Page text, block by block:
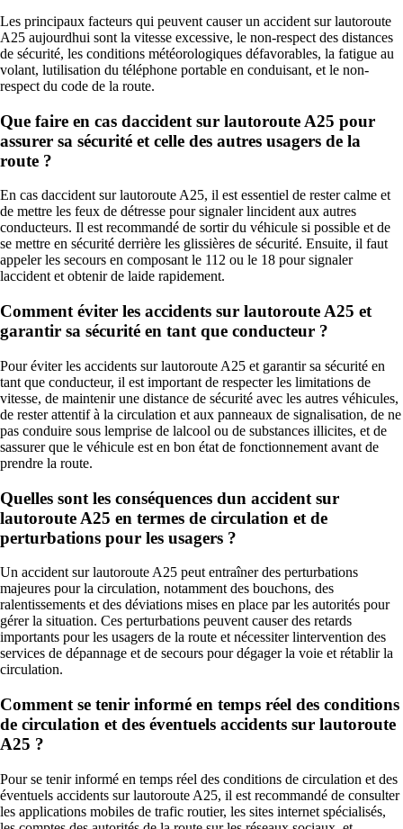
Les principaux facteurs qui peuvent causer un accident sur lautoroute
A25 aujourdhui sont la vitesse excessive, le non-respect des distances
de sécurité, les conditions météorologiques défavorables, la fatigue au
volant, lutilisation du téléphone portable en conduisant, et le non-
respect du code de la route.
Que faire en cas daccident sur lautoroute A25 pour
assurer sa sécurité et celle des autres usagers de la
route ?
En cas daccident sur lautoroute A25, il est essentiel de rester calme et
de mettre les feux de détresse pour signaler lincident aux autres
conducteurs. Il est recommandé de sortir du véhicule si possible et de
se mettre en sécurité derrière les glissières de sécurité. Ensuite, il faut
appeler les secours en composant le 112 ou le 18 pour signaler
laccident et obtenir de laide rapidement.
Comment éviter les accidents sur lautoroute A25 et
garantir sa sécurité en tant que conducteur ?
Pour éviter les accidents sur lautoroute A25 et garantir sa sécurité en
tant que conducteur, il est important de respecter les limitations de
vitesse, de maintenir une distance de sécurité avec les autres véhicules,
de rester attentif à la circulation et aux panneaux de signalisation, de ne
pas conduire sous lemprise de lalcool ou de substances illicites, et de
sassurer que le véhicule est en bon état de fonctionnement avant de
prendre la route.
Quelles sont les conséquences dun accident sur
lautoroute A25 en termes de circulation et de
perturbations pour les usagers ?
Un accident sur lautoroute A25 peut entraîner des perturbations
majeures pour la circulation, notamment des bouchons, des
ralentissements et des déviations mises en place par les autorités pour
gérer la situation. Ces perturbations peuvent causer des retards
importants pour les usagers de la route et nécessiter lintervention des
services de dépannage et de secours pour dégager la voie et rétablir la
circulation.
Comment se tenir informé en temps réel des conditions
de circulation et des éventuels accidents sur lautoroute
A25 ?
Pour se tenir informé en temps réel des conditions de circulation et des
éventuels accidents sur lautoroute A25, il est recommandé de consulter
les applications mobiles de trafic routier, les sites internet spécialisés,